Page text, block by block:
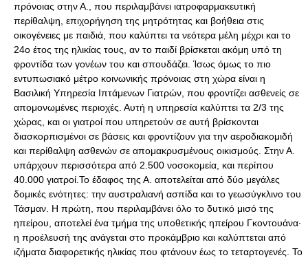
πρόνοιας στην Α., που περιλαμβάνει ιατροφαρμακευτική
περίθαλψη, επιχορήγηση της μητρότητας και βοήθεια στις
οικογένειες με παιδιά, που καλύπτει τα νεότερα μέλη μέχρι και το
24ο έτος της ηλικίας τους, αν το παιδί βρίσκεται ακόμη υπό τη
φροντίδα των γονέων του και σπουδάζει. Ίσως όμως το πιο
εντυπωσιακό μέτρο κοινωνικής πρόνοιας στη χώρα είναι η
Βασιλική Υπηρεσία Ιπτάμενων Γιατρών, που φροντίζει ασθενείς σε
απομονωμένες περιοχές. Αυτή η υπηρεσία καλύπτει τα 2/3 της
χώρας, και οι γιατροί που υπηρετούν σε αυτή βρίσκονται
διασκορπισμένοι σε βάσεις και φροντίζουν για την αεροδιακομιδή
και περίθαλψη ασθενών σε απομακρυσμένους οικισμούς. Στην Α.
υπάρχουν περισσότερα από 2.500 νοσοκομεία, και περίπου
40.000 γιατροί.Το έδαφος της Α. αποτελείται από δύο μεγάλες
δομικές ενότητες: την αυστραλιανή ασπίδα και το γεωσύγκλινο του
Τάσμαν. Η πρώτη, που περιλαμβάνει όλο το δυτικό μισό της
ηπείρου, αποτελεί ένα τμήμα της υποθετικής ηπείρου Γκοντουάνα·
η προέλευσή της ανάγεται στο προκάμβριο και καλύπτεται από
ιζήματα διαφορετικής ηλικίας που φτάνουν έως το τεταρτογενές. Το